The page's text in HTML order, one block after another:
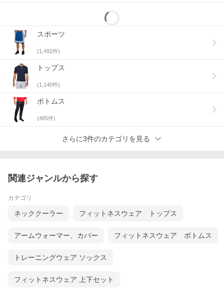
スポーツ
(1,492件)
トップス
(1,140件)
ボトムス
(485件)
さらに3件のカテゴリを見る
関連ジャンルから探す
カテゴリ
ネッククーラー フィットネスウェア トップス
アームウォーマー、カバー フィットネスウェア ボトムス
トレーニングウェア ソックス
フィットネスウェア 上下セット